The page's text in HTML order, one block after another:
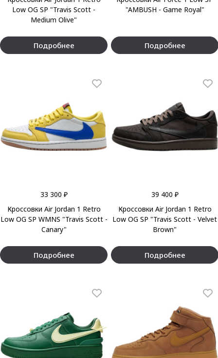
Low OG SP "Travis Scott -
Medium Olive"
Подробнее
"AMBUSH - Game Royal"
Подробнее
33 300 ₽
Кроссовки Air Jordan 1 Retro
Low OG SP WMNS "Travis Scott -
Canary"
Подробнее
39 400 ₽
Кроссовки Air Jordan 1 Retro
Low OG SP "Travis Scott - Velvet
Brown"
Подробнее